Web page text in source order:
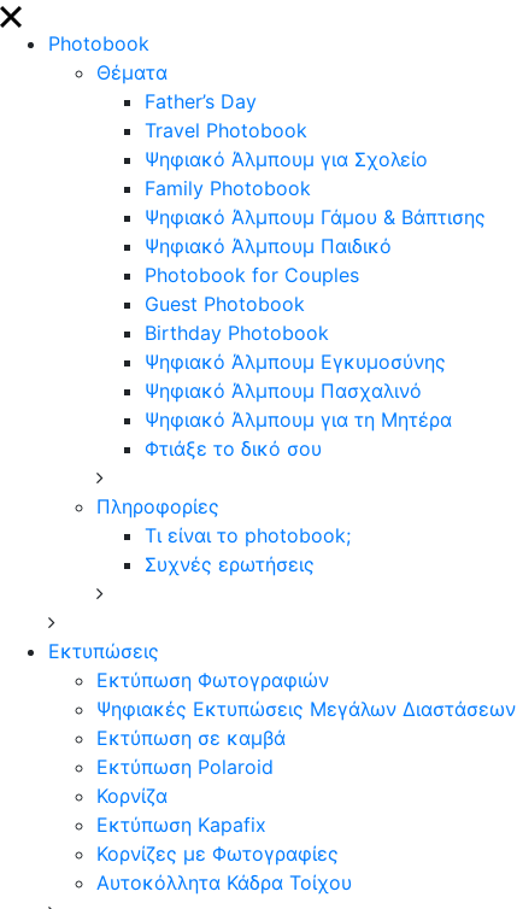
close
Photobook
Θέματα
Father’s Day
Travel Photobook
Ψηφιακό Άλμπουμ για Σχολείο
Family Photobook
Ψηφιακό Άλμπουμ Γάμου & Βάπτισης
Ψηφιακό Άλμπουμ Παιδικό
Photobook for Couples
Guest Photobook
Birthday Photobook
Ψηφιακό Άλμπουμ Εγκυμοσύνης
Ψηφιακό Άλμπουμ Πασχαλινό
Ψηφιακό Άλμπουμ για τη Μητέρα
Φτιάξε το δικό σου
Πληροφορίες
Τι είναι το photobook;
Συχνές ερωτήσεις
Εκτυπώσεις
Εκτύπωση Φωτογραφιών
Ψηφιακές Εκτυπώσεις Μεγάλων Διαστάσεων
Εκτύπωση σε καμβά
Εκτύπωση Polaroid
Κορνίζα
Εκτύπωση Kapafix
Κορνίζες με Φωτογραφίες
Αυτοκόλλητα Κάδρα Τοίχου